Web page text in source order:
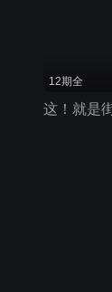
12期全
这！就是